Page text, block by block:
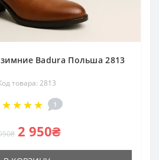
Badura Польша 2813
товара: 2813
1
2 950₴